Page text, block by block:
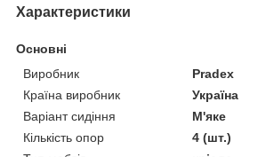
Характеристики
Основні
Виробник
Pradex
Країна виробник
Україна
Варіант сидіння
М'яке
Кількість опор
4 (шт.)